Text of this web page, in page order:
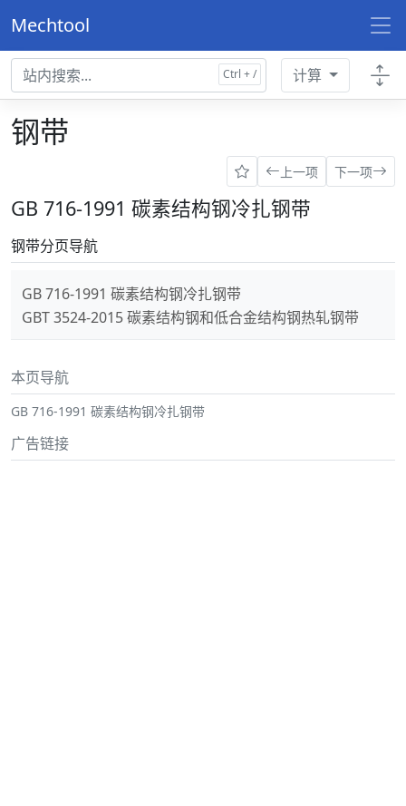
Mechtool
计算
钢带
上一项 下一项
GB 716-1991 碳素结构钢冷扎钢带
钢带分页导航
GB 716-1991 碳素结构钢冷扎钢带
GBT 3524-2015 碳素结构钢和低合金结构钢热轧钢带
本页导航
GB 716-1991 碳素结构钢冷扎钢带
广告链接